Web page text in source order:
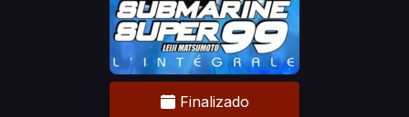
Finalizado